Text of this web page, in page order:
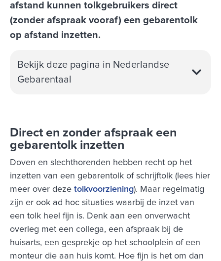
afstand kunnen tolkgebruikers direct
(zonder afspraak vooraf) een gebarentolk
op afstand inzetten.
Bekijk deze pagina in Nederlandse
Gebarentaal
Direct en zonder afspraak een
gebarentolk inzetten
Doven en slechthorenden hebben recht op het
inzetten van een gebarentolk of schrijftolk (lees hier
meer over deze tolkvoorziening). Maar regelmatig
zijn er ook ad hoc situaties waarbij de inzet van
een tolk heel fijn is. Denk aan een onverwacht
overleg met een collega, een afspraak bij de
huisarts, een gesprekje op het schoolplein of een
monteur die aan huis komt. Hoe fijn is het om dan